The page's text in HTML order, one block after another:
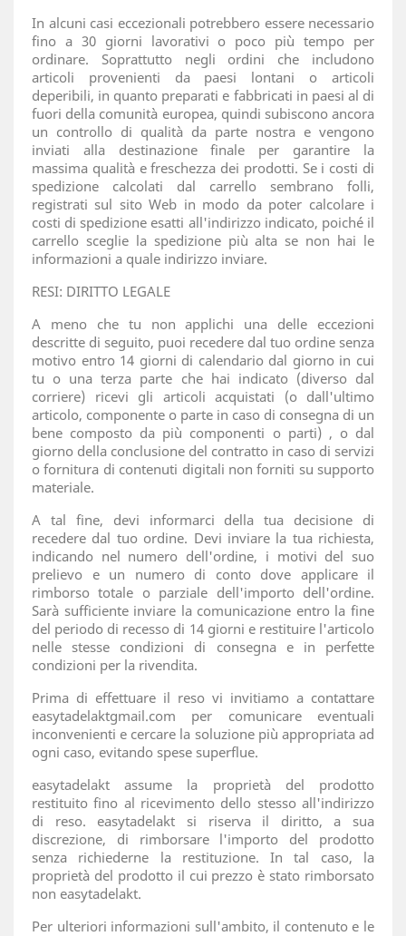
In alcuni casi eccezionali potrebbero essere necessario
fino a 30 giorni lavorativi o poco più tempo per
ordinare. Soprattutto negli ordini che includono
articoli provenienti da paesi lontani o articoli
deperibili, in quanto preparati e fabbricati in paesi al di
fuori della comunità europea, quindi subiscono ancora
un controllo di qualità da parte nostra e vengono
inviati alla destinazione finale per garantire la
massima qualità e freschezza dei prodotti. Se i costi di
spedizione calcolati dal carrello sembrano folli,
registrati sul sito Web in modo da poter calcolare i
costi di spedizione esatti all'indirizzo indicato, poiché il
carrello sceglie la spedizione più alta se non hai le
informazioni a quale indirizzo inviare.
RESI: DIRITTO LEGALE
A meno che tu non applichi una delle eccezioni
descritte di seguito, puoi recedere dal tuo ordine senza
motivo entro 14 giorni di calendario dal giorno in cui
tu o una terza parte che hai indicato (diverso dal
corriere) ricevi gli articoli acquistati (o dall'ultimo
articolo, componente o parte in caso di consegna di un
bene composto da più componenti o parti) , o dal
giorno della conclusione del contratto in caso di servizi
o fornitura di contenuti digitali non forniti su supporto
materiale.
A tal fine, devi informarci della tua decisione di
recedere dal tuo ordine. Devi inviare la tua richiesta,
indicando nel numero dell'ordine, i motivi del suo
prelievo e un numero di conto dove applicare il
rimborso totale o parziale dell'importo dell'ordine.
Sarà sufficiente inviare la comunicazione entro la fine
del periodo di recesso di 14 giorni e restituire l'articolo
nelle stesse condizioni di consegna e in perfette
condizioni per la rivendita.
Prima di effettuare il reso vi invitiamo a contattare
easytadelaktgmail.com per comunicare eventuali
inconvenienti e cercare la soluzione più appropriata ad
ogni caso, evitando spese superflue.
easytadelakt assume la proprietà del prodotto
restituito fino al ricevimento dello stesso all'indirizzo
di reso. easytadelakt si riserva il diritto, a sua
discrezione, di rimborsare l'importo del prodotto
senza richiederne la restituzione. In tal caso, la
proprietà del prodotto il cui prezzo è stato rimborsato
non easytadelakt.
Per ulteriori informazioni sull'ambito, il contenuto e le